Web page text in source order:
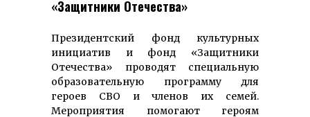
«Защитники Отечества»
Президентский фонд культурных
инициатив и фонд «Защитники
Отечества» проводят специальную
образовательную программу для
героев СВО и членов их семей.
Мероприятия помогают героям